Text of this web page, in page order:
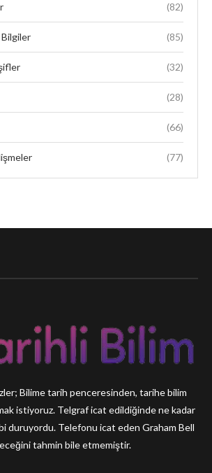
(82)
(85)
(32)
(28)
(66)
(77)
Bilime tarih penceresinden, tarihe bilim
istiyoruz. Telgraf icat edildiğinde ne kadar
duruyordu. Telefonu icat eden Graham Bell
tahmin bile etmemiştir.